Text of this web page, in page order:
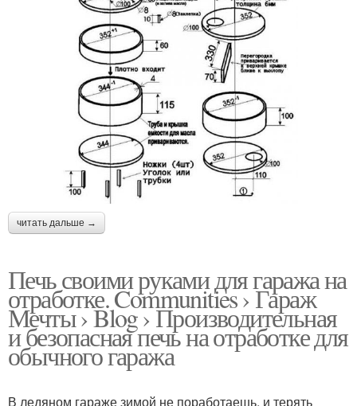
читать дальше →
Печь своими руками для гаража на
отработке. Communities › Гараж
Мечты › Blog › Производительная
и безопасная печь на отработке для
обычного гаража
В ледяном гараже зимой не поработаешь, и терять